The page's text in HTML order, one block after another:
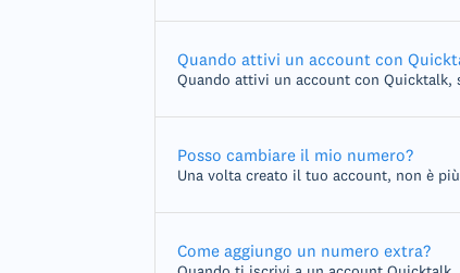
Quando attivi un account con
Quando attivi un account con Quicktalk,
Posso cambiare il mio numero?
Una volta creato il tuo account, non è
Come aggiungo un numero extra?